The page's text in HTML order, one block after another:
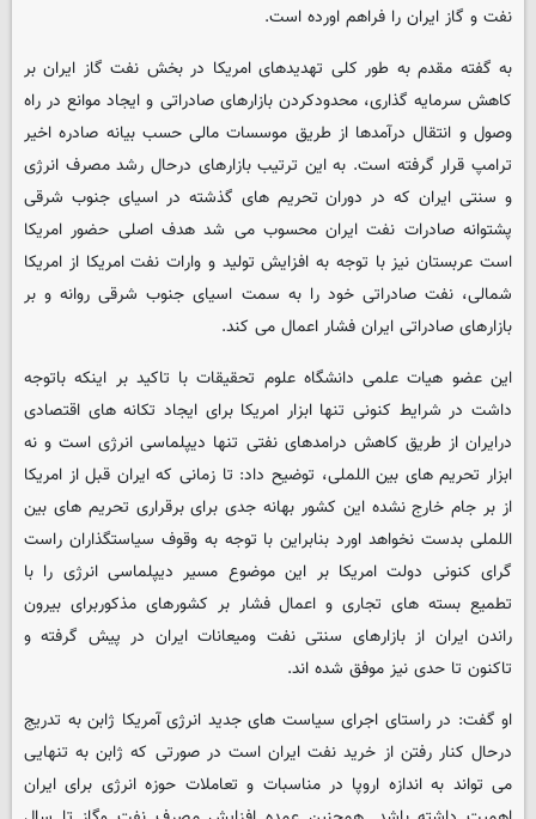
نفت و گاز ایران را فراهم اورده است.
به گفته مقدم به طور کلی تهدیدهای امریکا در بخش نفت گاز ایران بر
کاهش سرمایه گذاری، محدودکردن بازارهای صادراتی و ایجاد موانع در راه
وصول و انتقال درآمدها از طریق موسسات مالی حسب بیانه صادره اخیر
ترامپ قرار گرفته است. به این ترتیب بازارهای درحال رشد مصرف انرژی
و سنتی ایران که در دوران تحریم های گذشته در اسیای جنوب شرقی
پشتوانه صادرات نفت ایران محسوب می شد هدف اصلی حضور امریکا
است عربستان نیز با توجه به افزایش تولید و وارات نفت امریکا از امریکا
شمالی، نفت صادراتی خود را به سمت اسیای جنوب شرقی روانه و بر
بازارهای صادراتی ایران فشار اعمال می کند.
این عضو هیات علمی دانشگاه علوم تحقیقات با تاکید بر اینکه باتوجه
داشت در شرایط کنونی تنها ابزار امریکا برای ایجاد تکانه های اقتصادی
درایران از طریق کاهش درامدهای نفتی تنها دیپلماسی انرژی است و نه
ابزار تحریم های بین اللملی، توضیح داد: تا زمانی که ایران قبل از امریکا
از بر جام خارج نشده این کشور بهانه جدی برای برقراری تحریم های بین
اللملی بدست نخواهد اورد بنابراین با توجه به وقوف سیاستگذاران راست
گرای کنونی دولت امریکا بر این موضوع مسیر دیپلماسی انرژی را با
تطمیع بسته های تجاری و اعمال فشار بر کشورهای مذکوربرای بیرون
راندن ایران از بازارهای سنتی نفت ومیعانات ایران در پیش گرفته و
تاکنون تا حدی نیز موفق شده اند.
او گفت: در راستای اجرای سیاست های جدید انرژی آمریکا ژابن به تدریج
درحال کنار رفتن از خرید نفت ایران است در صورتی که ژابن به تنهایی
می تواند به اندازه اروپا در مناسبات و تعاملات حوزه انرژی برای ایران